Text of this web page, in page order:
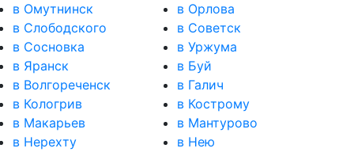
в Омутнинск
в Орлова
в Слободского
в Советск
в Сосновка
в Уржума
в Яранск
в Буй
в Волгореченск
в Галич
в Кологрив
в Кострому
в Макарьев
в Мантурово
в Нерехту
в Нею